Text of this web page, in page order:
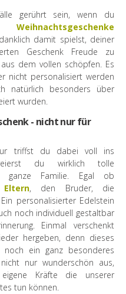
gerührt sein, wenn du
Weihnachtsgeschenke
damit spielst, deiner
Geschenk Freude zu
dem vollen schöpfen. Es
nicht personalisiert werden
natürlich besonders über
wurden.
- nicht nur für
triffst du dabei voll ins
du wirklich tolle
ganze Familie. Egal ob
, den Bruder, die
personalisierter Edelstein
noch individuell gestaltbar
Einmal verschenkt
hergeben, denn dieses
noch ein ganz besonderes
nur wunderschön aus,
Kräfte die unserer
tun können.